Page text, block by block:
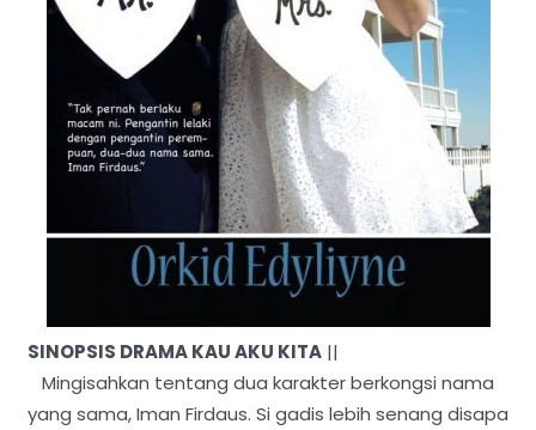
SINOPSIS DRAMA KAU AKU KITA ||
Mingisahkan tentang dua karakter berkongsi nama
yang sama, Iman Firdaus. Si gadis lebih senang disapa